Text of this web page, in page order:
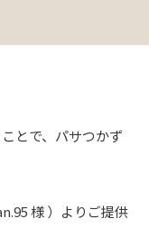
とで、パサつかず
様 ）よりご提供